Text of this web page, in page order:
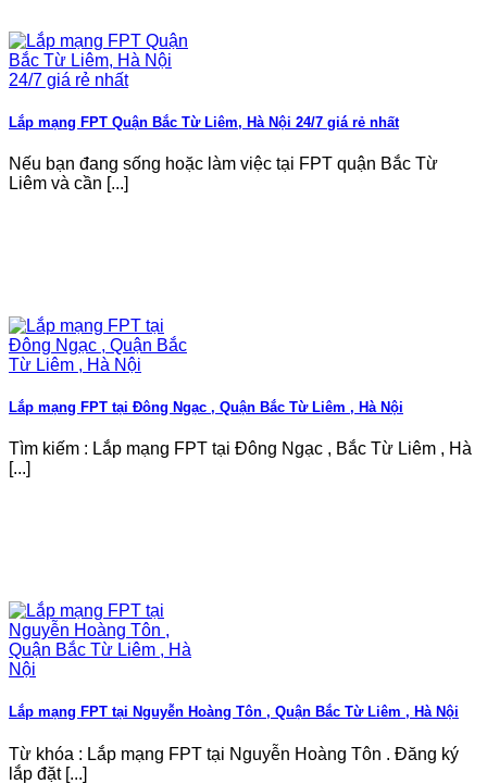
Lắp mạng FPT Quận Bắc Từ Liêm, Hà Nội 24/7 giá rẻ nhất
Nếu bạn đang sống hoặc làm việc tại FPT quận Bắc Từ
Liêm và cần [...]
Lắp mạng FPT tại Đông Ngạc , Quận Bắc Từ Liêm , Hà Nội
Tìm kiếm : Lắp mạng FPT tại Đông Ngạc , Bắc Từ Liêm , Hà
[...]
Lắp mạng FPT tại Nguyễn Hoàng Tôn , Quận Bắc Từ Liêm , Hà Nội
Từ khóa : Lắp mạng FPT tại Nguyễn Hoàng Tôn . Đăng ký
lắp đặt [...]